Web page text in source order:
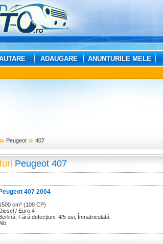
ADAUGARE ANUNTURILE MELE
Peugeot 407
Peugeot 407
Peugeot 407 2004
cm³ (109 CP)
/ Euro 4
Fără defecţiuni, 4/5 usi, Înmatriculată